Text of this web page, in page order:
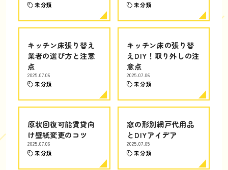
未分類 未分類
キッチン床張り替え
業者の選び方と注意
点
2025.07.06
未分類
キッチン床の張り替
えDIY！取り外しの注
意点
2025.07.06
未分類
原状回復可能賃貸向
け壁紙変更のコツ
2025.07.06
未分類
窓の形別網戸代用品
とDIYアイデア
2025.07.05
未分類